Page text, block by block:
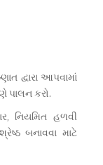
દ્વારા આપવામાં
કરો.
નિયમિત હળવી
બનાવવા માટે